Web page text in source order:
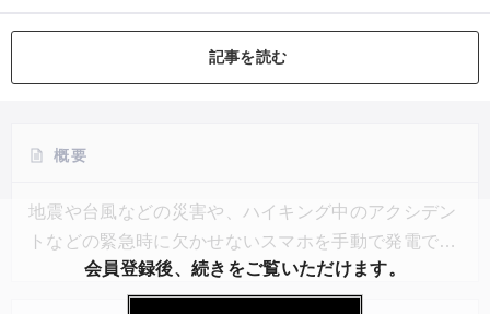
記事を読む
概要
地震や台風などの災害や、ハイキング中のアクシデン
トなどの緊急時に欠かせないスマホを手動で発電でき
る充電デバイス「LIFESABER」は、USBスマホ充電
器、浄水器、プラズマライターという3つの役割を持
会員登録後、続きをご覧いただけます。